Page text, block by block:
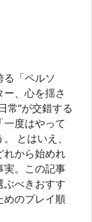
「ペルソ
、心を揺さ
常”が交錯する
度はやって
とはいえ、
れから始めれ
実。この記事
ぶべきおすす
めのプレイ順